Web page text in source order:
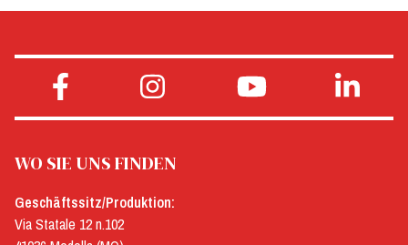
WO SIE UNS FINDEN
Geschäftssitz/Produktion:
Via Statale 12 n.102